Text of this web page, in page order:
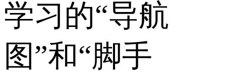
学习的“导航
图”和“脚手